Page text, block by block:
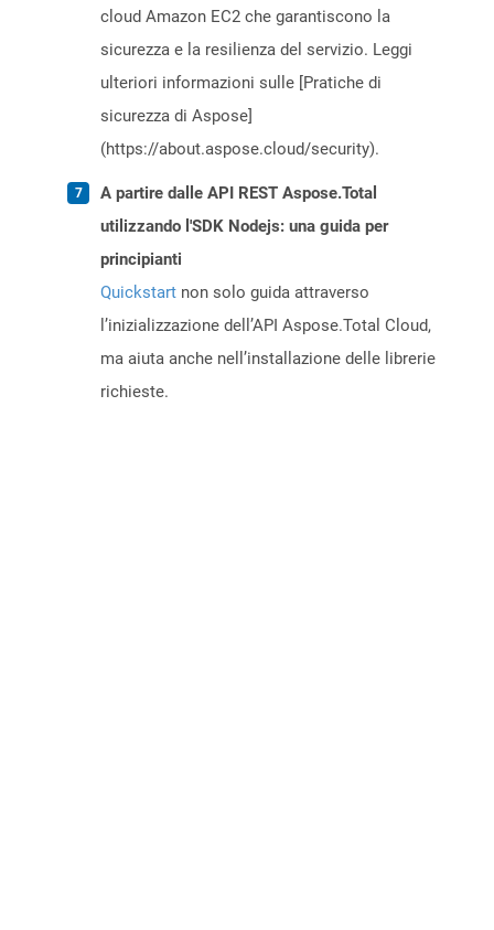
cloud Amazon EC2 che garantiscono la
sicurezza e la resilienza del servizio. Leggi
ulteriori informazioni sulle [Pratiche di
sicurezza di Aspose]
(https://about.aspose.cloud/security).
A partire dalle API REST Aspose.Total
utilizzando l'SDK Nodejs: una guida per
principianti
Quickstart non solo guida attraverso
l’inizializzazione dell’API Aspose.Total Cloud,
ma aiuta anche nell’installazione delle librerie
richieste.